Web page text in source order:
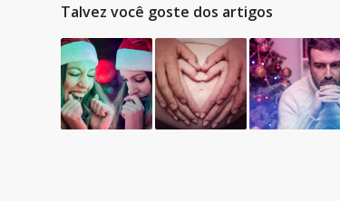
Talvez você goste dos artigos